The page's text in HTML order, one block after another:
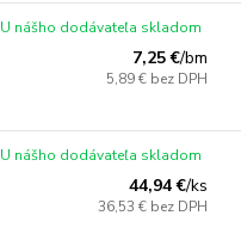
7,25 €/bm
5,89 € bez DPH
U nášho dodávateľa skladom
44,94 €/ks
36,53 € bez DPH
U nášho dodávateľa skladom